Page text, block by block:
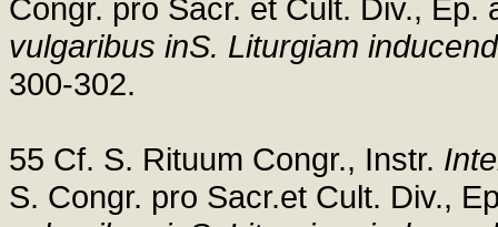
Congr. pro Sacr. et Cult. Div.,
vulgaribus inS. Liturgiam
300-302.
55 Cf. S. Rituum Congr., Instr.
S. Congr. pro Sacr.et Cult. Div.,